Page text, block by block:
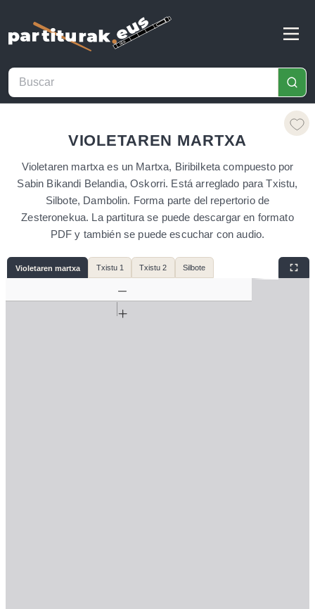
VIOLETAREN MARTXA
Violetaren martxa es un Martxa, Biribilketa compuesto por
Sabin Bikandi Belandia, Oskorri. Está arreglado para Txistu,
Silbote, Dambolin. Forma parte del repertorio de
Zesteronekua. La partitura se puede descargar en formato
PDF y también se puede escuchar con audio.
Violetaren martxa Txistu 1 Txistu 2 Silbote